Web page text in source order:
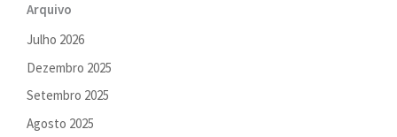
Arquivo
Julho 2026
Dezembro 2025
Setembro 2025
Agosto 2025